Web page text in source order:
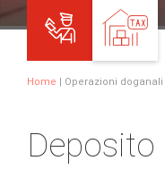
Home | Operazioni doganali
Deposito